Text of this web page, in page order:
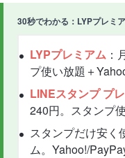
30秒でわかる：LYPプレミ
LYPプレミアム：
プ使い放題＋
LINEスタンプ プ
240円。スタンプ
スタンプだけ安
ム。Yahoo!/